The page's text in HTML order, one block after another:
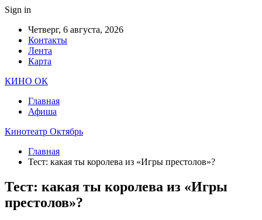
Sign in
Четверг, 6 августа, 2026
Контакты
Лента
Карта
КИНО ОК
Главная
Афиша
Кинотеатр Октябрь
Главная
Тест: какая ты королева из «Игры престолов»?
Тест: какая ты королева из «Игры
престолов»?